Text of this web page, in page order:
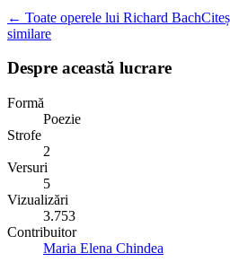
← Toate operele lui Richard Bach
similare
Despre această lucrare
Formă
Poezie
Strofe
2
Versuri
5
Vizualizări
3.753
Contribuitor
Maria Elena Chindea